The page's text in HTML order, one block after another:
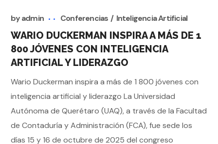
byadmin Conferencias Inteligencia Artificial
WARIO DUCKERMAN INSPIRA A MÁS DE 1
800 JÓVENES CON INTELIGENCIA
ARTIFICIAL Y LIDERAZGO
Wario Duckerman inspira a más de 1 800 jóvenes con
inteligencia artificial y liderazgo La Universidad
Autónoma de Querétaro (UAQ), a través de la Facultad
de Contaduría y Administración (FCA), fue sede los
días 15 y 16 de octubre de 2025 del congreso